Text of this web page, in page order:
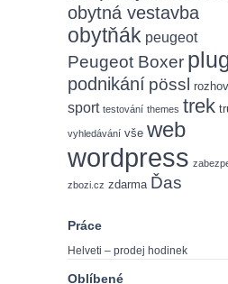
obytná vestavba
obytňák peugeot
Peugeot Boxer
podnikání pössl
sport testování themes trek
vyhledávání vše web
wordpress
zbozi.cz zdarma Ďas
Práce
Helveti – prodej hodinek
Oblíbené